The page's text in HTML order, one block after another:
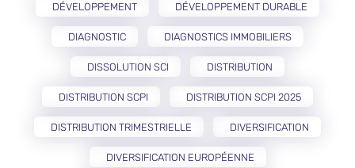
DÉVELOPPEMENT DÉVELOPPEMENT DURABLE
DIAGNOSTIC DIAGNOSTICS IMMOBILIERS
DISSOLUTION SCI DISTRIBUTION
DISTRIBUTION SCPI DISTRIBUTION SCPI 2025
DISTRIBUTION TRIMESTRIELLE DIVERSIFICATION
DIVERSIFICATION EUROPÉENNE